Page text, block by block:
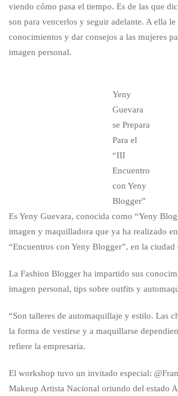
viendo cómo pasa el tiempo. Es de las que
son para vencerlos y seguir adelante. A ella
conocimientos y dar consejos a las mujeres
imagen personal.
Yeny
Guevara
se Prepara
Para el
“III
Encuentro
con Yeny
Blogger”
Es Yeny Guevara, conocida como “Yeny
imagen y maquilladora que ya ha realizado
“Encuentros con Yeny Blogger”, en la ciudad
La Fashion Blogger ha impartido sus
imagen personal, tips sobre outfits y
“Son talleres de automaquillaje y estilo. Las
la forma de vestirse y a maquillarse
refiere la empresaria.
El workshop tuvo un invitado especial:
Makeup Artista Nacional oriundo del estado